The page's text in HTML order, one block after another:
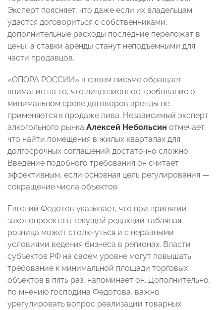
Эксперт поясняет, что даже если их владельцам
удастся договориться с собственниками,
дополнительные расходы последние переложат в
цены, а ставки аренды станут неподъемными для
части продавцов.
«ОПОРА РОССИИ» в своем письме обращает
внимание на то, что лицензионное требование о
минимальном сроке договоров аренды не
применяется к продаже пива. Независимый эксперт
алкогольного рынка Алексей Небольсин отмечает,
что найти помещения в жилых кварталах для
долгосрочных соглашений достаточно сложно.
Введение подобного требования он считает
эффективным, если основная цель регулирования —
сокращение числа объектов.
Евгений Федотов указывает, что при принятии
законопроекта в текущей редакции табачная
розница может столкнуться и с неравными
условиями ведения бизнеса в регионах. Власти
субъектов РФ на своем уровне могут повышать
требование к минимальной площади торговых
объектов в пять раз, напоминает он. Дополнительно,
по мнению господина Федотова, важно
урегулировать вопрос реализации товарных